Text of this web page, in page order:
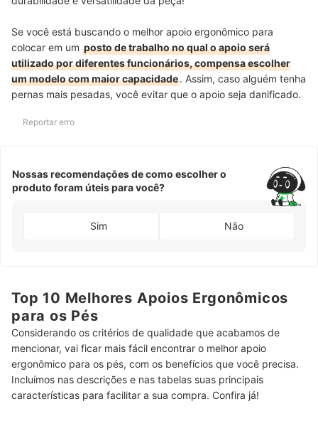
Se você está buscando o melhor apoio ergonômico para
colocar em um posto de trabalho no qual o apoio será
utilizado por diferentes funcionários, compensa escolher
um modelo com maior capacidade. Assim, caso alguém tenha
pernas mais pesadas, você evitar que o apoio seja danificado.
Reportar erro
Nossas recomendações de como escolher o
produto foram úteis para você?
Sim Não
Top 10 Melhores Apoios Ergonômicos
para os Pés
Considerando os critérios de qualidade que acabamos de
mencionar, vai ficar mais fácil encontrar o melhor apoio
ergonômico para os pés, com os benefícios que você precisa.
Incluímos nas descrições e nas tabelas suas principais
características para facilitar a sua compra. Confira já!